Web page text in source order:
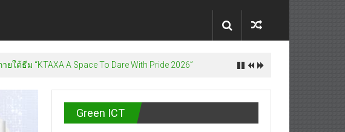
ต้ธีม “KTAXA A Space To Dare With Pride 2026”
Green ICT